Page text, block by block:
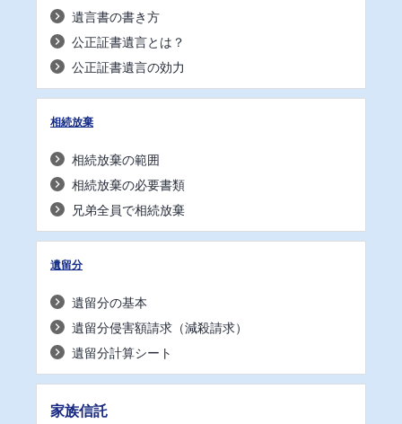
遺言書の書き方
公正証書遺言とは？
公正証書遺言の効力
相続放棄
相続放棄の範囲
相続放棄の必要書類
兄弟全員で相続放棄
遺留分
遺留分の基本
遺留分侵害額請求（減殺請求）
遺留分計算シート
家族信託